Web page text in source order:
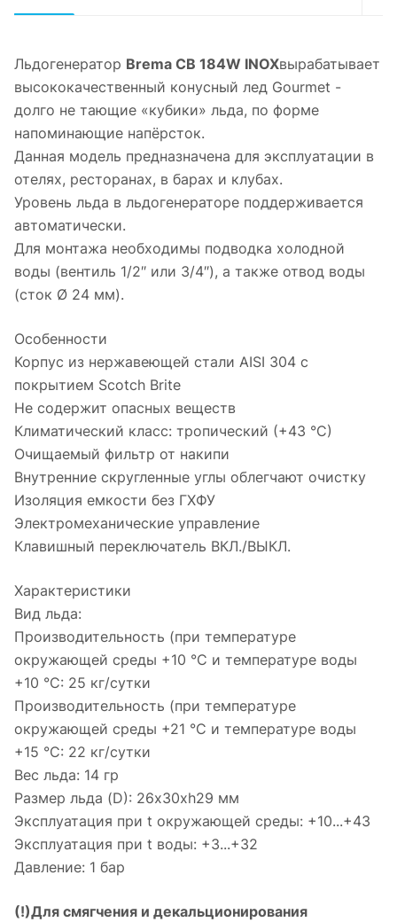
Льдогенератор Brema CB 184W INOXвырабатывает
высококачественный конусный лед Gourmet -
долго не тающие «кубики» льда, по форме
напоминающие напёрсток.
Данная модель предназначена для эксплуатации в
отелях, ресторанах, в барах и клубах.
Уровень льда в льдогенераторе поддерживается
автоматически.
Для монтажа необходимы подводка холодной
воды (вентиль 1/2″ или 3/4″), а также отвод воды
(сток Ø 24 мм).
Особенности
Корпус из нержавеющей стали AISI 304 с
покрытием Scotch Brite
Не содержит опасных веществ
Климатический класс: тропический (+43 °С)
Очищаемый фильтр от накипи
Внутренние скругленные углы облегчают очистку
Изоляция емкости без ГХФУ
Электромеханические управление
Клавишный переключатель ВКЛ./ВЫКЛ.
Характеристики
Вид льда:
Производительность (при температуре
окружающей среды +10 °С и температуре воды
+10 °С: 25 кг/сутки
Производительность (при температуре
окружающей среды +21 °С и температуре воды
+15 °С: 22 кг/сутки
Вес льда: 14 гр
Размер льда (D): 26х30хh29 мм
Эксплуатация при t окружающей среды: +10...+43
Эксплуатация при t воды: +3...+32
Давление: 1 бар
(!)Для смягчения и декальционирования